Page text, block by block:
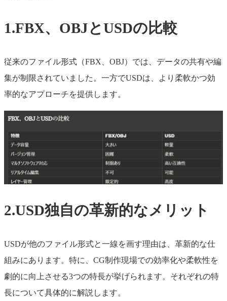
1.FBX、OBJとUSDの比較
従来のファイル形式（FBX、OBJ）では、データの共有や編
集が制限されていました。一方でUSDは、より柔軟かつ効
率的なアプローチを提供します。
2.USD独自の革新的なメリット
USDが他のファイル形式と一線を画す理由は、革新的な仕
組みにあります。特に、CG制作現場での効率化や柔軟性を
劇的に向上させる3つの特長が挙げられます。それぞれの特
長について具体的に解説します。